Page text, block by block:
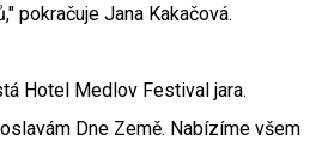
pokračuje Jana Kakačová.
Hotel Medlov Festival jara.
Dne Země. Nabízíme všem